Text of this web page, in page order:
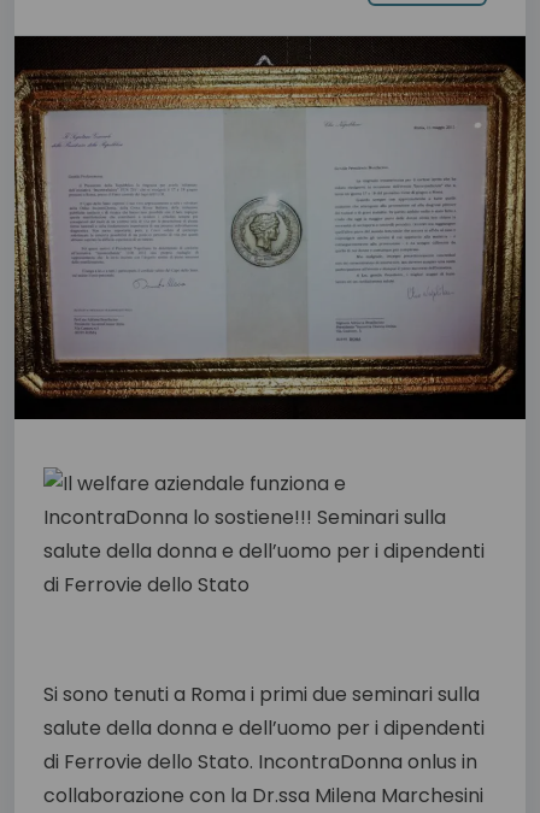
Si sono tenuti a Roma i primi due seminari sulla
salute della donna e dell’uomo per i dipendenti
di Ferrovie dello Stato. IncontraDonna onlus in
collaborazione con la Dr.ssa Milena Marchesini